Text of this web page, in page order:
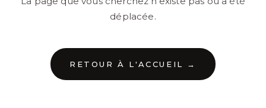
déplacée.
RETOUR À L'ACCUEIL →